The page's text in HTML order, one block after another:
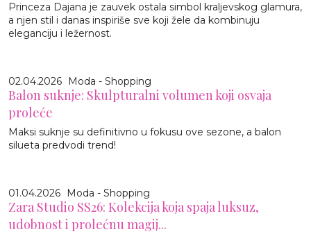
Princeza Dajana je zauvek ostala simbol kraljevskog glamura,
a njen stil i danas inspiriše sve koji žele da kombinuju
eleganciju i ležernost.
02.04.2026 Moda - Shopping
Balon suknje: Skulpturalni volumen koji osvaja
proleće
Maksi suknje su definitivno u fokusu ove sezone, a balon
silueta predvodi trend!
01.04.2026 Moda - Shopping
Zara Studio SS26: Kolekcija koja spaja luksuz,
udobnost i prolećnu magij...